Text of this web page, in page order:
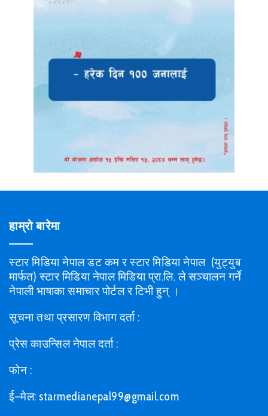
हाम्रो बारेमा
स्टार मिडिया नेपाल डट कम र स्टार मिडिया नेपाल (युट्युब
मार्फत) स्टार मिडिया नेपाल मिडिया प्रा.लि. ले सञ्चालन गर्ने
नेपाली भाषाका समाचार पोर्टल र टिभी हुन् ।
सूचना तथा प्रसारण विभाग दर्ता :
प्रेस काउन्सिल नेपाल दर्ता :
फोन :
ई–मेल: starmedianepal99@gmail.com